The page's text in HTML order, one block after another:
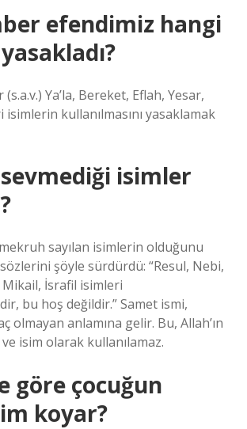
efendimiz hangi
Ya’la, Bereket, Eflah, Yesar,
kullanılmasını yasaklamak
sevmediği isimler
sayılan isimlerin olduğunu
şöyle sürdürdü: “Resul, Nebi,
İsrafil isimleri
bu hoş değildir.” Samet ismi,
olmayan anlamına gelir. Bu, Allah’ın
isim olarak kullanılamaz.
göre çocuğun
koyar?